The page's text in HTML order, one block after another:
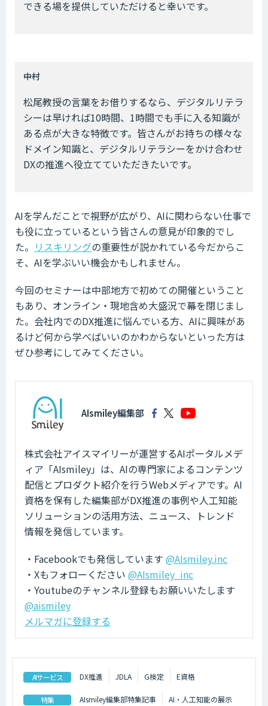
できる場を提供していただけると幸いです。
――中村
松尾教授の言葉をお借りするなら、デジタルリテラ
シーは早ければ10時間、1時間でも手に入る知識が
ある点が大きな特徴です。皆さんがお持ちの様々な
ドメイン知識と、デジタルリテラシーをかけ合わせ
DXの推進へ役立てていただきたいです。
AIを学んだことで視野が広がり、AIに関わらない仕事で
も役に立っているという皆さんの意見が印象的でし
た。 リスキリングの重要性が説かれている今だからこ
そ、AIを学ぶいい機会かもしれません。
今回のセミナーは中部地方で初めての開催ということ
もあり、オンライン・現地含め大盛況で幕を閉じまし
た。会社内でのDX推進に悩んでいる方、AIに興味があ
るけど何から学べばいいのかわからないといった方は
ぜひ参考にしてみてください。
AIsmiley編集部
株式会社アイスマイリーが運営するAIポータルメデ
ィア「AIsmiley」は、AIの専門家によるコンテンツ
配信とプロダクト紹介を行うWebメディアです。AI
資格を保有した編集部がDX推進の事例や人工知能
ソリューションの活用方法、ニュース、トレンド
情報を発信しています。
・Facebookでも発信しています @AIsmiley.inc
・Xもフォローください @AIsmiley_inc
・Youtubeのチャンネル登録もお願いいたします
@aismiley
メルマガに登録する
AIサービス DX推進 JDLA G検定 E資格
特集 AIsmiley編集部特集記事
AI・人工知能の展示